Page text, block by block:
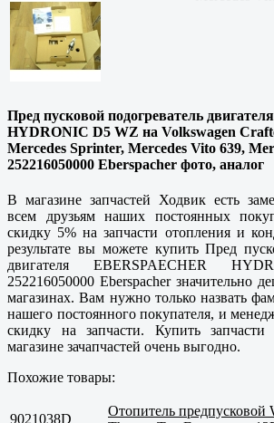
Пред пусковой подогреватель
HYDRONIC D5 WZ на Volkswagen
Mercedes Sprinter, Mercedes Vito 639,
252216050000 Eberspacher фото, аналог
В магазине запчастей Ходвик есть
всем друзьям наших постоянных
скидку 5% на запчасти отопления и
результате вы можете купить Пред
двигателя EBERSPAECHER
252216050000 Eberspacher значительно
магазинах. Вам нужно только назвать
нашего постоянного покупателя, и
скидку на запчасти. Купить
магазине зачапчастей очень выгодно.
Похожие товары:
9021038D
Отопитель предпусковой